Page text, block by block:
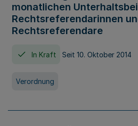
monatlichen
Rechtsreferendarinnen
Rechtsreferendare
In Kraft Seit 10. Oktober 2014
Verordnung